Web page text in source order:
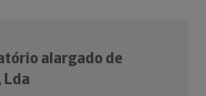
alargado de